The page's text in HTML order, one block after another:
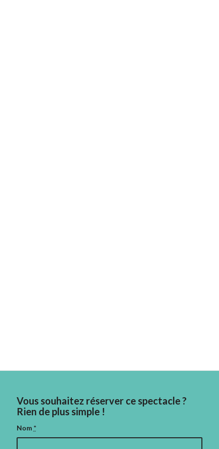
Vous souhaitez réserver ce spectacle ?
Rien de plus simple !
Nom *